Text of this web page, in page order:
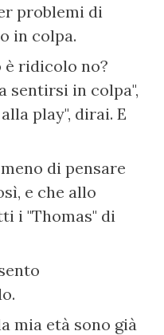
problemi di
in colpa.
ridicolo no?
sentirsi in colpa",
play", dirai. E
di pensare
e che allo
i "Thomas" di
mia età sono già